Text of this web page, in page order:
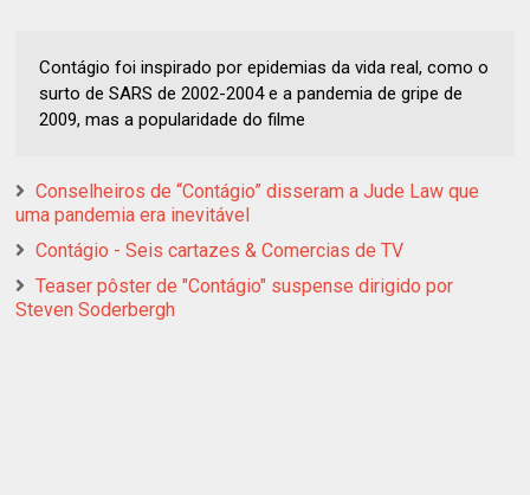
Contágio foi inspirado por epidemias da vida real, como o
surto de SARS de 2002-2004 e a pandemia de gripe de
2009, mas a popularidade do filme
Conselheiros de “Contágio” disseram a Jude Law que
uma pandemia era inevitável
Contágio - Seis cartazes & Comercias de TV
Teaser pôster de "Contágio" suspense dirigido por
Steven Soderbergh